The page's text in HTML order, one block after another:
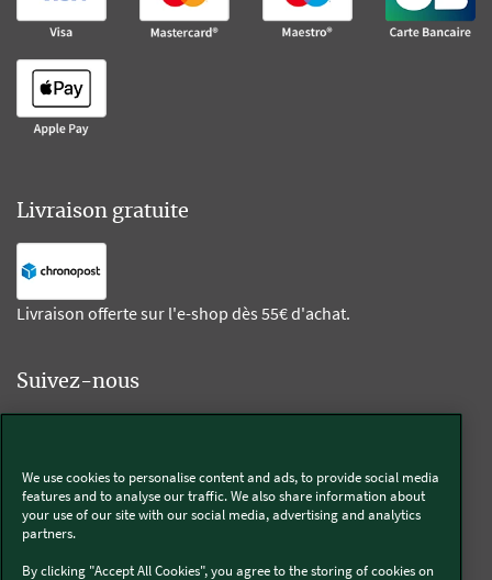
Livraison gratuite
Livraison offerte sur l'e-shop dès 55€ d'achat.
Suivez-nous
Thermomix®
We use cookies to personalise content and ads, to provide social media
features and to analyse our traffic. We also share information about
your use of our site with our social media, advertising and analytics
partners.
By clicking "Accept All Cookies", you agree to the storing of cookies on